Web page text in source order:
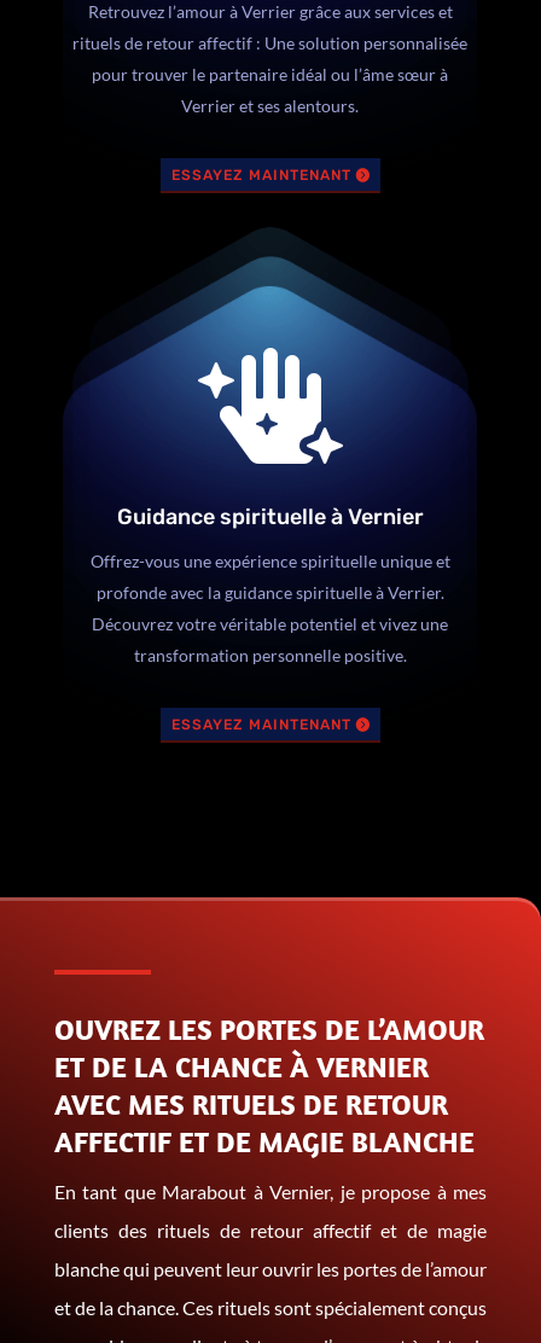
Retrouvez l’amour à Verrier grâce aux services et
rituels de retour affectif : Une solution personnalisée
pour trouver le partenaire idéal ou l’âme sœur à
Verrier et ses alentours.
ESSAYEZ MAINTENANT

Guidance spirituelle à Vernier
Offrez-vous une expérience spirituelle unique et
profonde avec la guidance spirituelle à Verrier.
Découvrez votre véritable potentiel et vivez une
transformation personnelle positive.
ESSAYEZ MAINTENANT
OUVREZ LES PORTES DE L’AMOUR
ET DE LA CHANCE À VERNIER
AVEC MES RITUELS DE RETOUR
AFFECTIF ET DE MAGIE BLANCHE
En tant que Marabout à Vernier, je propose à mes
clients des rituels de retour affectif et de magie
blanche qui peuvent leur ouvrir les portes de l’amour
et de la chance. Ces rituels sont spécialement conçus